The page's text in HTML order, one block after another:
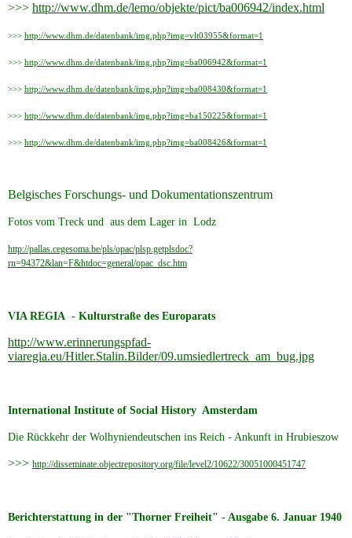
>>> http://www.dhm.de/lemo/objekte/pict/ba006942/index.html
>>> http://www.dhm.de/datenbank/img.php?img=vlt03955&format=1
>>> http://www.dhm.de/datenbank/img.php?img=ba006942&format=1
>>> http://www.dhm.de/datenbank/img.php?img=ba008430&format=1
>>> http://www.dhm.de/datenbank/img.php?img=ba150225&format=1
>>> http://www.dhm.de/datenbank/img.php?img=ba008426&format=1
Belgisches Forschungs- und Dokumentationszentrum
Fotos vom Treck und aus dem Lager in Lodz
http://pallas.cegesoma.be/pls/opac/plsp.getplsdoc?
rn=94372&lan=F&htdoc=general/opac_dsc.htm
VIA REGIA - Kulturstraße des Europarats
http://www.erinnerungspfad-
viaregia.eu/Hitler.Stalin.Bilder/09.umsiedlertreck_am_bug.jpg
International Institute of Social History Amsterdam
Die Rückkehr der Wolhyniendeutschen ins Reich - Ankunft in Hrubieszow
>>> http://disseminate.objectrepository.org/file/level2/10622/30051000451747
Berichterstattung in der "Thorner Freiheit" - Ausgabe 6. Januar 1940